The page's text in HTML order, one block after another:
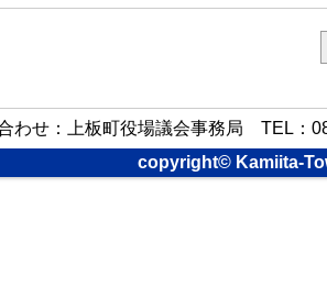
わせ：上板町役場議会事務局 TEL：
copyright© Kamiita-